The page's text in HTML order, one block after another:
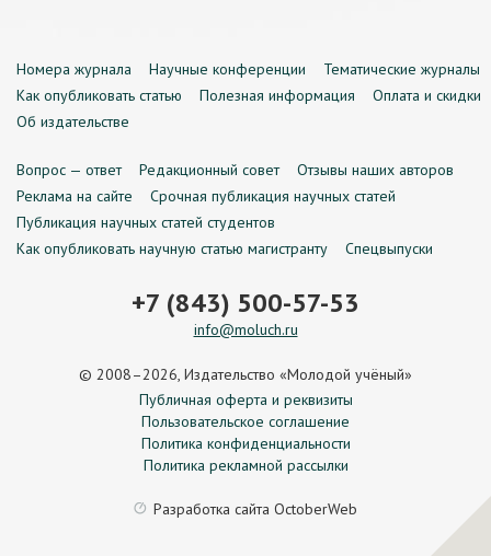
Номера журнала Научные конференции
Тематические журналы
Как опубликовать статью
Полезная информация
Оплата и скидки
Об издательстве
Вопрос — ответ Редакционный совет
Отзывы наших авторов
Реклама на сайте
Срочная публикация научных статей
Публикация научных статей студентов
Как опубликовать научную статью магистранту
Спецвыпуски
+7 (843) 500-57-53
info@moluch.ru
© 2008–2026, Издательство «Молодой учёный»
Публичная оферта и реквизиты
Пользовательское соглашение
Политика конфиденциальности
Политика рекламной рассылки
Разработка сайта OctoberWeb